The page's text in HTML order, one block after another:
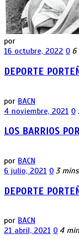
por
16 octubre, 2022 0 6
DEPORTE
por BACN
4 noviembre, 2021 0
LOS BARRIOS
por BACN
6 julio, 2021 0 3 mins
DEPORTE
por BACN
21 abril, 2021 0 4